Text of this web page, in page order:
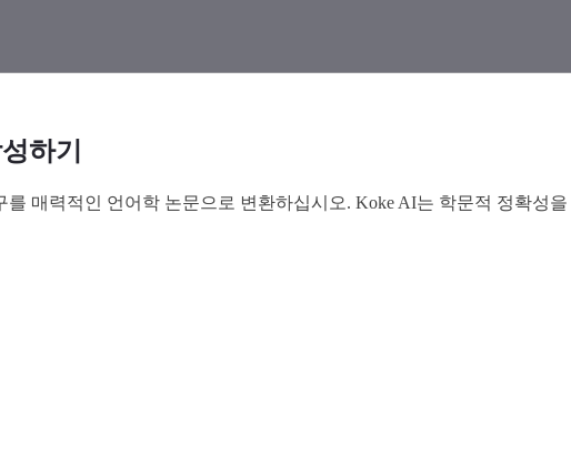
하기
매력적인 언어학 논문으로 변환하십시오. Koke AI는 학문적 정확성